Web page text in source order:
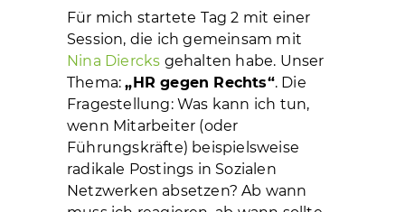
Für mich startete Tag 2 mit einer
Session, die ich gemeinsam mit
Nina Diercks gehalten habe. Unser
Thema:„HR gegen Rechts“. Die
Fragestellung: Was kann ich tun,
wenn Mitarbeiter (oder
Führungskräfte) beispielsweise
radikale Postings in Sozialen
Netzwerken absetzen? Ab wann